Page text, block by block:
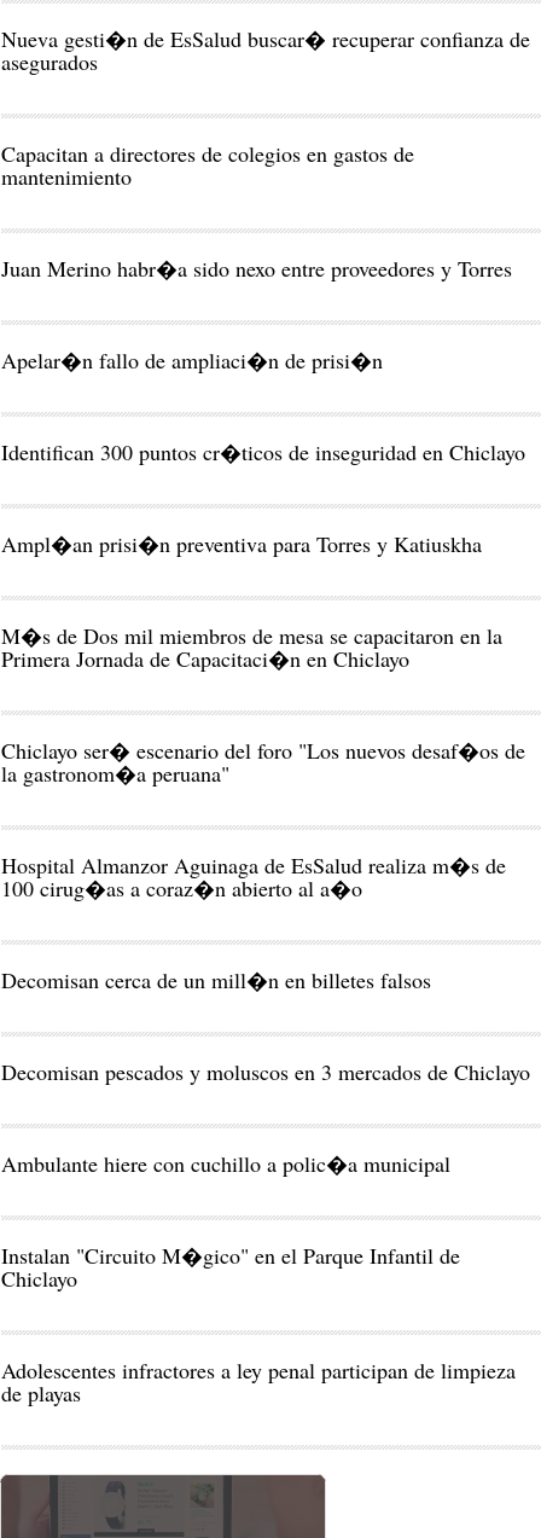
Nueva gesti�n de EsSalud buscar� recuperar confianza de
asegurados
Capacitan a directores de colegios en gastos de
mantenimiento
Juan Merino habr�a sido nexo entre proveedores y Torres
Apelar�n fallo de ampliaci�n de prisi�n
Identifican 300 puntos cr�ticos de inseguridad en Chiclayo
Ampl�an prisi�n preventiva para Torres y Katiuskha
M�s de Dos mil miembros de mesa se capacitaron en la
Primera Jornada de Capacitaci�n en Chiclayo
Chiclayo ser� escenario del foro "Los nuevos desaf�os de
la gastronom�a peruana"
Hospital Almanzor Aguinaga de EsSalud realiza m�s de
100 cirug�as a coraz�n abierto al a�o
Decomisan cerca de un mill�n en billetes falsos
Decomisan pescados y moluscos en 3 mercados de Chiclayo
Ambulante hiere con cuchillo a polic�a municipal
Instalan "Circuito M�gico" en el Parque Infantil de
Chiclayo
Adolescentes infractores a ley penal participan de limpieza
de playas